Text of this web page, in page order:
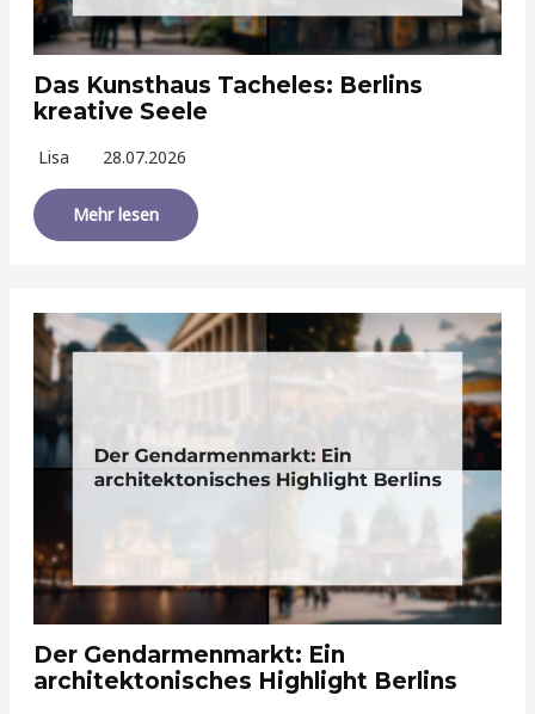
Das Kunsthaus Tacheles: Berlins
kreative Seele
Lisa 28.07.2026
Mehr lesen
Der Gendarmenmarkt: Ein
architektonisches Highlight Berlins